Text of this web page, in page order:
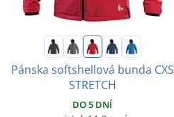
Pánska softshellová bunda CXS
STRETCH
DO 5 DNÍ